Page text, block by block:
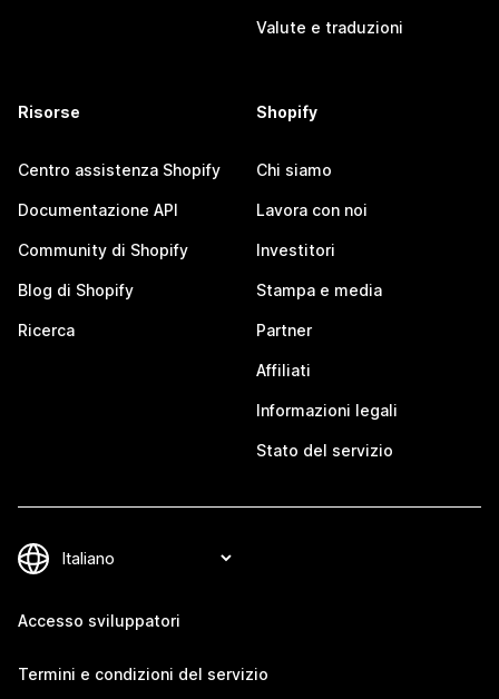
Valute e traduzioni
Risorse
Centro assistenza Shopify
Documentazione API
Community di Shopify
Blog di Shopify
Ricerca
Shopify
Chi siamo
Lavora con noi
Investitori
Stampa e media
Partner
Affiliati
Informazioni legali
Stato del servizio
Accesso sviluppatori
Termini e condizioni del servizio